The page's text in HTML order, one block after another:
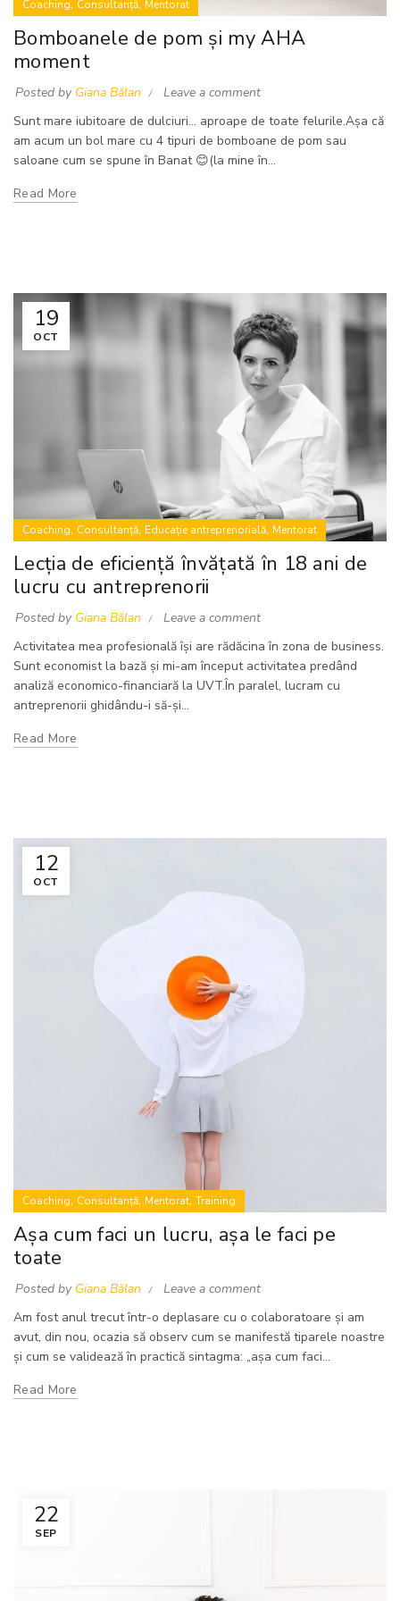
Coaching, Consultanță, Mentorat
Bomboanele de pom și my AHA
moment
Posted by Giana Bălan
Leave a comment
Sunt mare iubitoare de dulciuri... aproape de toate felurile.Așa că
am acum un bol mare cu 4 tipuri de bomboane de pom sau
saloane cum se spune în Banat 😊(la mine în...
Read More
19
OCT
Coaching, Consultanță, Educație antreprenorială, Mentorat
Lecția de eficiență învățată în 18 ani de
lucru cu antreprenorii
Posted by Giana Bălan
Leave a comment
Activitatea mea profesională își are rădăcina în zona de business.
Sunt economist la bază și mi-am început activitatea predând
analiză economico-financiară la UVT.În paralel, lucram cu
antreprenorii ghidându-i să-și...
Read More
12
OCT
Coaching, Consultanță, Mentorat, Training
Așa cum faci un lucru, așa le faci pe
toate
Posted by Giana Bălan
Leave a comment
Am fost anul trecut într-o deplasare cu o colaboratoare și am
avut, din nou, ocazia să observ cum se manifestă tiparele noastre
și cum se validează în practică sintagma: „așa cum faci...
Read More
22
SEP